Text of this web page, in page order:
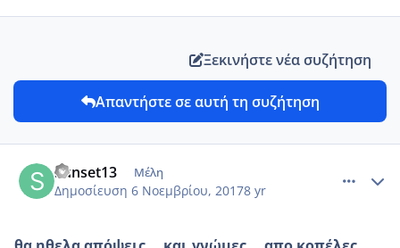
Ξεκινήστε νέα συζήτηση
Απαντήστε σε αυτή τη συζήτηση
Sunset13 Μέλη
Δημοσίευση 6 Νοεμβρίου, 20178 yr